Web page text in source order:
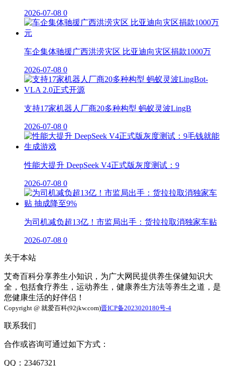
2026-07-08 0
车企集体驰援广西洪涝灾区 比亚迪向灾区捐款1000万
2026-07-08 0
支持17家机器人厂商20多种构型 蚂蚁灵波LingB
2026-07-08 0
性能大提升 DeepSeek V4正式版灰度测试：9
2026-07-08 0
为司机减负超13亿！市监局出手：货拉拉取消独家车贴
2026-07-08 0
关于本站
艾奇百科分享养生小知识，为广大网民提供养生保健知识大
全，包括食疗养生，运动养生，健康养生方法等养生之道，是
您健康生活的好伴侣！
Copyright @ 就爱百科(92jkw.com)晋ICP备2023020180号-4
联系我们
合作或咨询可通过如下方式：
QQ：23467321